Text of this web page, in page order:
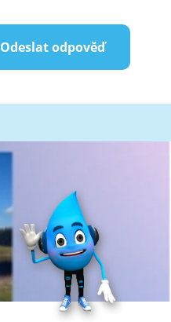
Odeslat odpověď